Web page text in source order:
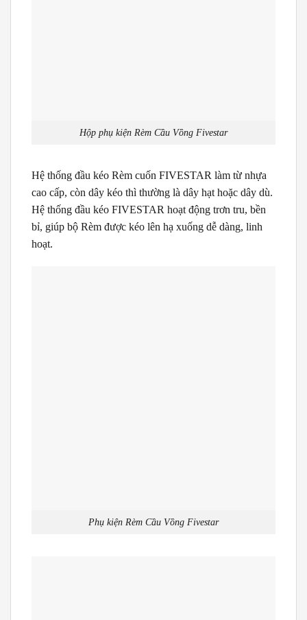
Hộp phụ kiện Rèm Cầu Vồng Fivestar
Hệ thống đầu kéo Rèm cuốn FIVESTAR làm từ nhựa
cao cấp, còn dây kéo thì thường là dây hạt hoặc dây dù.
Hệ thống đầu kéo FIVESTAR hoạt động trơn tru, bền
bỉ, giúp bộ Rèm được kéo lên hạ xuống dễ dàng, linh
hoạt.
Phụ kiện Rèm Cầu Vồng Fivestar